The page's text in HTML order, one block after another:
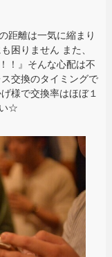
距離は一気に縮まり
困りません また、
！』そんな心配は不
交換のタイミングで
様で交換率はほぼ１
い☆